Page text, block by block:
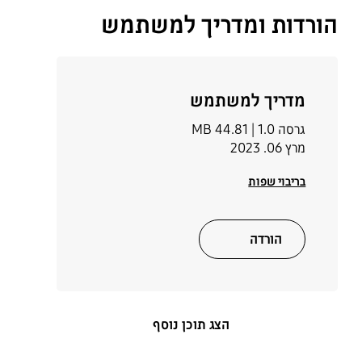
הורדות ומדריך למשתמש
מדריך למשתמש
גרסה 1.0 |
44.81 MB
מרץ 06. 2023
בריבוי שפות
הורדה
הצג תוכן נוסף